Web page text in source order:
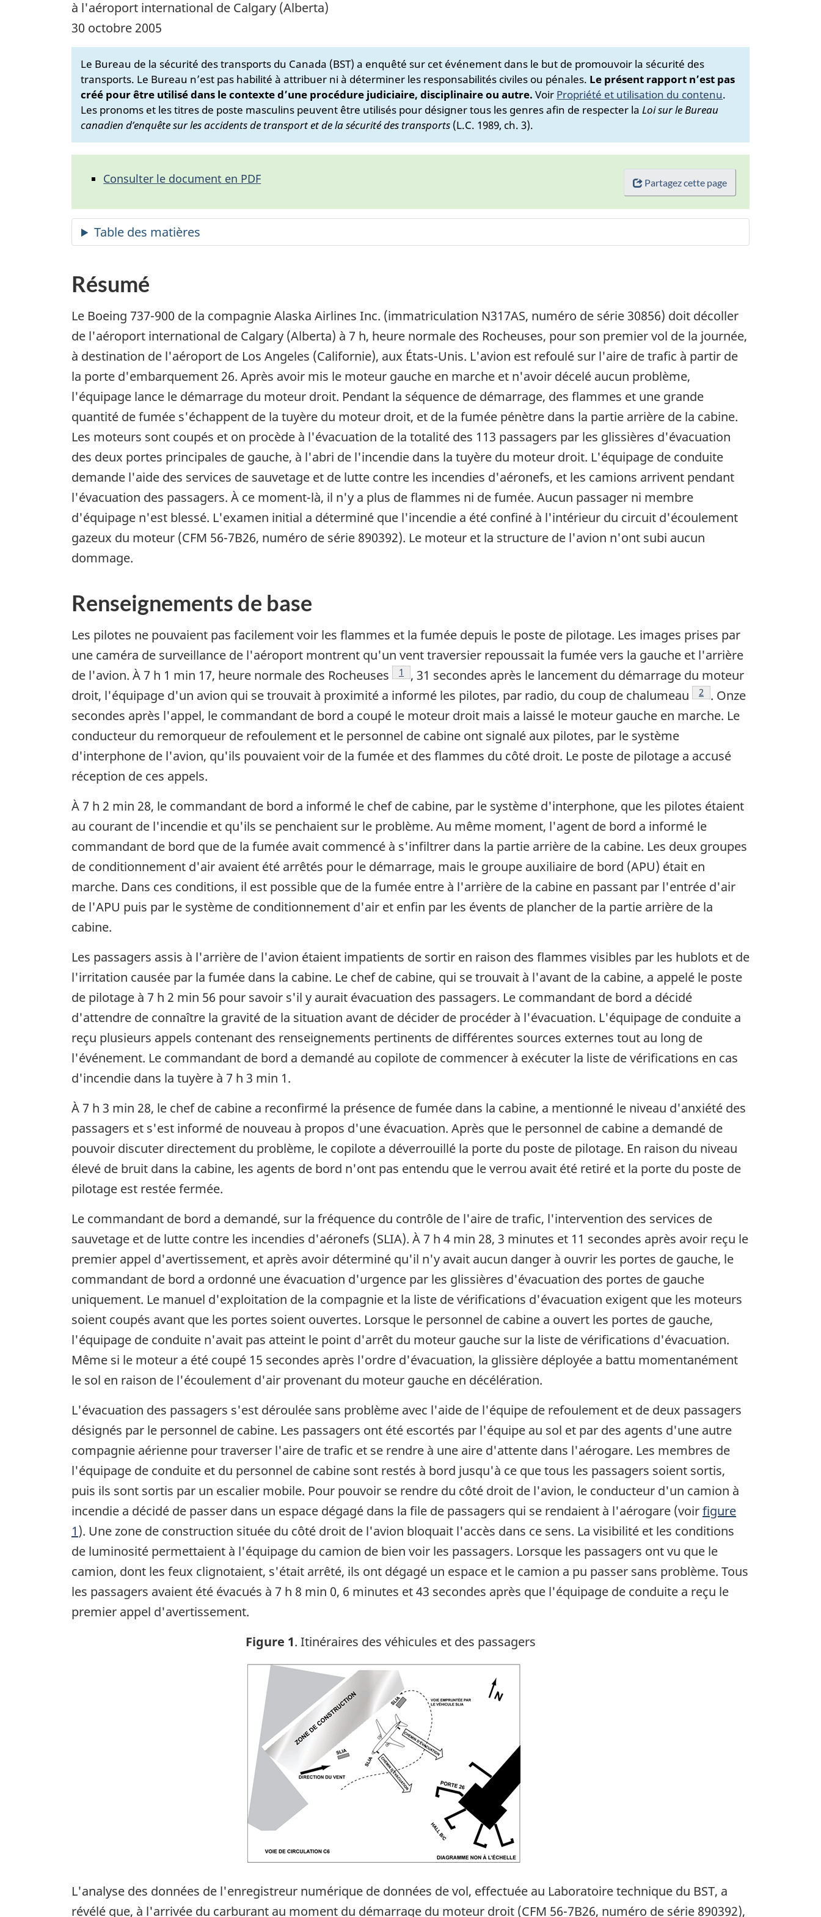
à l'aéroport international de Calgary (Alberta)
30 octobre 2005
Le Bureau de la sécurité des transports du Canada (BST) a enquêté sur cet événement dans le but de promouvoir la sécurité des
transports. Le Bureau n’est pas habilité à attribuer ni à déterminer les responsabilités civiles ou pénales. Le présent rapport n’est pas
créé pour être utilisé dans le contexte d’une procédure judiciaire, disciplinaire ou autre. Voir Propriété et utilisation du contenu.
Les pronoms et les titres de poste masculins peuvent être utilisés pour désigner tous les genres afin de respecter la Loi sur le Bureau
canadien d’enquête sur les accidents de transport et de la sécurité des transports (L.C. 1989, ch. 3).
Partagez cette page
Consulter le document en PDF
Résumé
Le Boeing 737-900 de la compagnie Alaska Airlines Inc. (immatriculation N317AS, numéro de série 30856) doit décoller
de l'aéroport international de Calgary (Alberta) à 7 h, heure normale des Rocheuses, pour son premier vol de la journée,
à destination de l'aéroport de Los Angeles (Californie), aux États-Unis. L'avion est refoulé sur l'aire de trafic à partir de
la porte d'embarquement 26. Après avoir mis le moteur gauche en marche et n'avoir décelé aucun problème,
l'équipage lance le démarrage du moteur droit. Pendant la séquence de démarrage, des flammes et une grande
quantité de fumée s'échappent de la tuyère du moteur droit, et de la fumée pénètre dans la partie arrière de la cabine.
Les moteurs sont coupés et on procède à l'évacuation de la totalité des 113 passagers par les glissières d'évacuation
des deux portes principales de gauche, à l'abri de l'incendie dans la tuyère du moteur droit. L'équipage de conduite
demande l'aide des services de sauvetage et de lutte contre les incendies d'aéronefs, et les camions arrivent pendant
l'évacuation des passagers. À ce moment-là, il n'y a plus de flammes ni de fumée. Aucun passager ni membre
d'équipage n'est blessé. L'examen initial a déterminé que l'incendie a été confiné à l'intérieur du circuit d'écoulement
gazeux du moteur (CFM 56-7B26, numéro de série 890392). Le moteur et la structure de l'avion n'ont subi aucun
dommage.
Renseignements de base
Les pilotes ne pouvaient pas facilement voir les flammes et la fumée depuis le poste de pilotage. Les images prises par
une caméra de surveillance de l'aéroport montrent qu'un vent traversier repoussait la fumée vers la gauche et l'arrière
de l'avion. À 7 h 1 min 17, heure normale des Rocheuses
Footnote
1
, 31 secondes après le lancement du démarrage du moteur
droit, l'équipage d'un avion qui se trouvait à proximité a informé les pilotes, par radio, du coup de chalumeau
Footnote
2
. Onze
secondes après l'appel, le commandant de bord a coupé le moteur droit mais a laissé le moteur gauche en marche. Le
conducteur du remorqueur de refoulement et le personnel de cabine ont signalé aux pilotes, par le système
d'interphone de l'avion, qu'ils pouvaient voir de la fumée et des flammes du côté droit. Le poste de pilotage a accusé
réception de ces appels.
À 7 h 2 min 28, le commandant de bord a informé le chef de cabine, par le système d'interphone, que les pilotes étaient
au courant de l'incendie et qu'ils se penchaient sur le problème. Au même moment, l'agent de bord a informé le
commandant de bord que de la fumée avait commencé à s'infiltrer dans la partie arrière de la cabine. Les deux groupes
de conditionnement d'air avaient été arrêtés pour le démarrage, mais le groupe auxiliaire de bord (APU) était en
marche. Dans ces conditions, il est possible que de la fumée entre à l'arrière de la cabine en passant par l'entrée d'air
de l'APU puis par le système de conditionnement d'air et enfin par les évents de plancher de la partie arrière de la
cabine.
Les passagers assis à l'arrière de l'avion étaient impatients de sortir en raison des flammes visibles par les hublots et de
l'irritation causée par la fumée dans la cabine. Le chef de cabine, qui se trouvait à l'avant de la cabine, a appelé le poste
de pilotage à 7 h 2 min 56 pour savoir s'il y aurait évacuation des passagers. Le commandant de bord a décidé
d'attendre de connaître la gravité de la situation avant de décider de procéder à l'évacuation. L'équipage de conduite a
reçu plusieurs appels contenant des renseignements pertinents de différentes sources externes tout au long de
l'événement. Le commandant de bord a demandé au copilote de commencer à exécuter la liste de vérifications en cas
d'incendie dans la tuyère à 7 h 3 min 1.
À 7 h 3 min 28, le chef de cabine a reconfirmé la présence de fumée dans la cabine, a mentionné le niveau d'anxiété des
passagers et s'est informé de nouveau à propos d'une évacuation. Après que le personnel de cabine a demandé de
pouvoir discuter directement du problème, le copilote a déverrouillé la porte du poste de pilotage. En raison du niveau
élevé de bruit dans la cabine, les agents de bord n'ont pas entendu que le verrou avait été retiré et la porte du poste de
pilotage est restée fermée.
Le commandant de bord a demandé, sur la fréquence du contrôle de l'aire de trafic, l'intervention des services de
sauvetage et de lutte contre les incendies d'aéronefs (SLIA). À 7 h 4 min 28, 3 minutes et 11 secondes après avoir reçu le
premier appel d'avertissement, et après avoir déterminé qu'il n'y avait aucun danger à ouvrir les portes de gauche, le
commandant de bord a ordonné une évacuation d'urgence par les glissières d'évacuation des portes de gauche
uniquement. Le manuel d'exploitation de la compagnie et la liste de vérifications d'évacuation exigent que les moteurs
soient coupés avant que les portes soient ouvertes. Lorsque le personnel de cabine a ouvert les portes de gauche,
l'équipage de conduite n'avait pas atteint le point d'arrêt du moteur gauche sur la liste de vérifications d'évacuation.
Même si le moteur a été coupé 15 secondes après l'ordre d'évacuation, la glissière déployée a battu momentanément
le sol en raison de l'écoulement d'air provenant du moteur gauche en décélération.
L'évacuation des passagers s'est déroulée sans problème avec l'aide de l'équipe de refoulement et de deux passagers
désignés par le personnel de cabine. Les passagers ont été escortés par l'équipe au sol et par des agents d'une autre
compagnie aérienne pour traverser l'aire de trafic et se rendre à une aire d'attente dans l'aérogare. Les membres de
l'équipage de conduite et du personnel de cabine sont restés à bord jusqu'à ce que tous les passagers soient sortis,
puis ils sont sortis par un escalier mobile. Pour pouvoir se rendre du côté droit de l'avion, le conducteur d'un camion à
incendie a décidé de passer dans un espace dégagé dans la file de passagers qui se rendaient à l'aérogare (voirfigure
1). Une zone de construction située du côté droit de l'avion bloquait l'accès dans ce sens. La visibilité et les conditions
de luminosité permettaient à l'équipage du camion de bien voir les passagers. Lorsque les passagers ont vu que le
camion, dont les feux clignotaient, s'était arrêté, ils ont dégagé un espace et le camion a pu passer sans problème. Tous
les passagers avaient été évacués à 7 h 8 min 0, 6 minutes et 43 secondes après que l'équipage de conduite a reçu le
premier appel d'avertissement.
Figure 1. Itinéraires des véhicules et des passagers
Image
L'analyse des données de l'enregistreur numérique de données de vol, effectuée au Laboratoire technique du BST, a
révélé que, à l'arrivée du carburant au moment du démarrage du moteur droit (CFM 56-7B26, numéro de série 890392),